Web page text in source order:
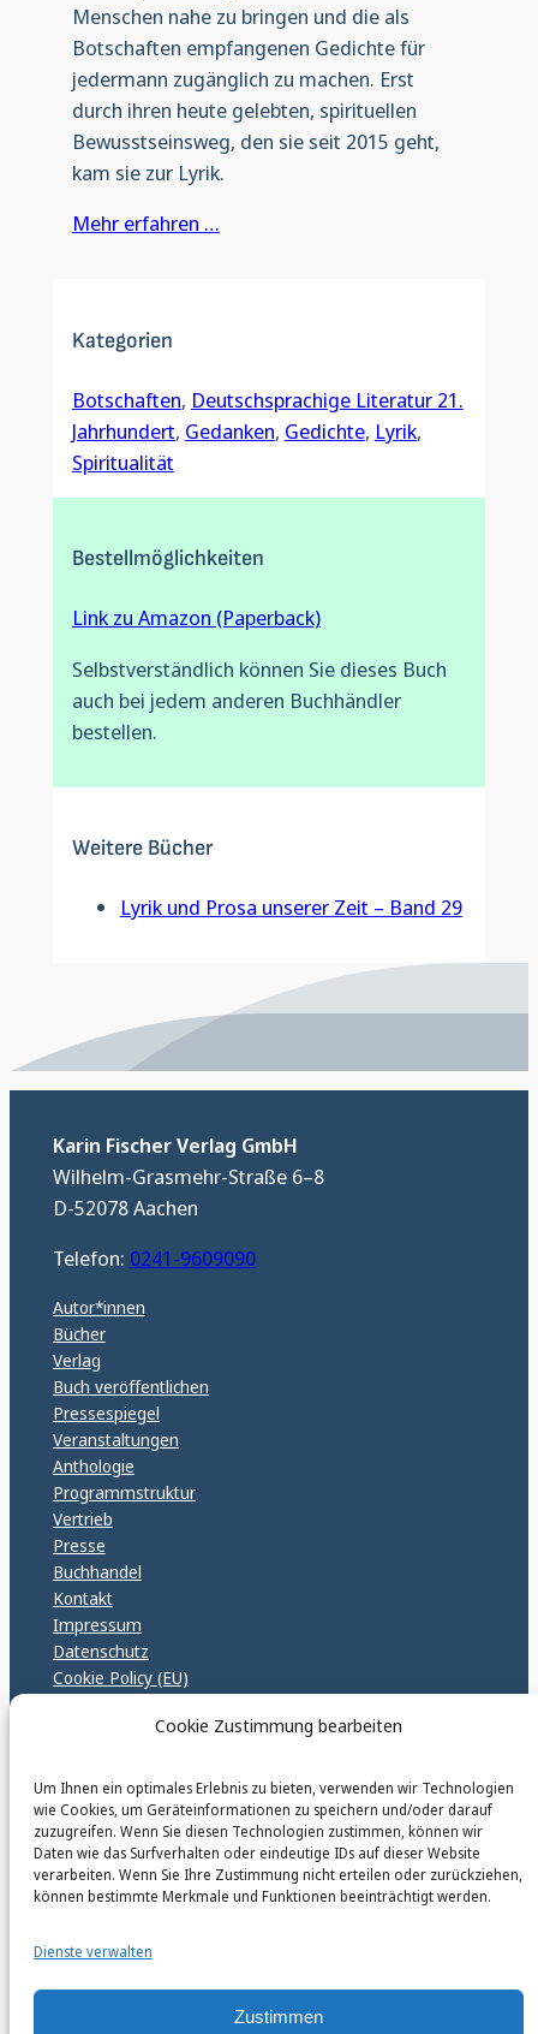
Cookie Zustimmung bearbeiten
Um Ihnen ein optimales Erlebnis zu bieten, verwenden wir Technologien
wie Cookies, um Geräteinformationen zu speichern und/oder darauf
zuzugreifen. Wenn Sie diesen Technologien zustimmen, können wir
Daten wie das Surfverhalten oder eindeutige IDs auf dieser Website
verarbeiten. Wenn Sie Ihre Zustimmung nicht erteilen oder zurückziehen,
können bestimmte Merkmale und Funktionen beeinträchtigt werden.
Dienste verwalten
Zustimmen
Menschen nahe zu bringen und die als
Botschaften empfangenen Gedichte für
jedermann zugänglich zu machen. Erst
durch ihren heute gelebten, spirituellen
Bewusstseinsweg, den sie seit 2015 geht,
kam sie zur Lyrik.
Mehr erfahren …
Kategorien
Botschaften, Deutschsprachige Literatur 21.
Jahrhundert, Gedanken, Gedichte, Lyrik
Spiritualität
Bestellmöglichkeiten
Link zu Amazon (Paperback)
Selbstverständlich können Sie dieses Buch
auch bei jedem anderen Buchhändler
bestellen.
Weitere Bücher
Lyrik und Prosa unserer Zeit – Band 29
Karin Fischer Verlag GmbH
Wilhelm-Grasmehr-Straße 6–8
D-52078 Aachen
Telefon: 0241-9609090
Autor*innen
Bücher
Verlag
Buch veröffentlichen
Pressespiegel
Veranstaltungen
Anthologie
Programmstruktur
Vertrieb
Presse
Buchhandel
Kontakt
Impressum
Datenschutz
Cookie Policy (EU)
karinfischerverlag_ac
@karinfischerverlag_ac
Follow